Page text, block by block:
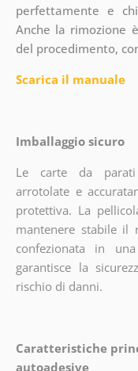
perfettamente e
Anche la rimozione
del procedimento,
Scarica il manuale
Imballaggio sicuro
Le carte da parati
arrotolate e
protettiva. La
mantenere stabile il
confezionata in
garantisce la
rischio di danni.
Caratteristiche
autoadesive